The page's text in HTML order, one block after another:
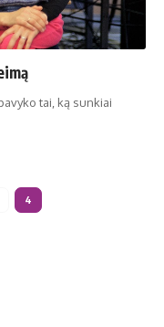
tai, ką sunkiai
4